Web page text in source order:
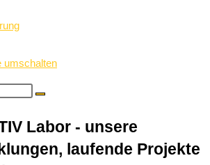
umschalten
Labor - unsere
laufende Projekte